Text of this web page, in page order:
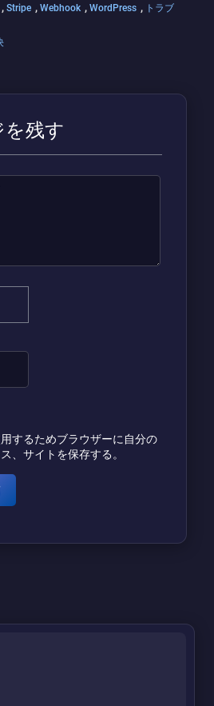
, Stripe , Webhook , WordPress , トラブ
を残す
するためブラウザーに自分の
、サイトを保存する。